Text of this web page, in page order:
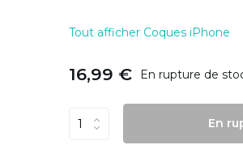
Tout afficher Coques iPhone
16,99 € En rupture de
En